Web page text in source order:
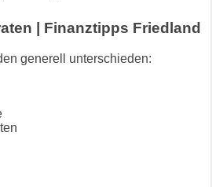
| Finanztipps Friedland
generell unterschieden: